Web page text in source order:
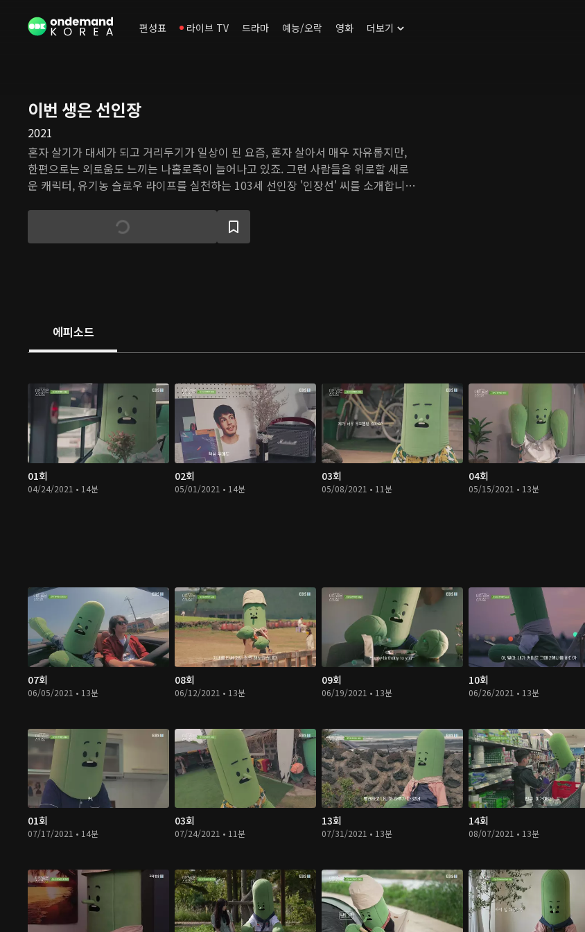
편성표 라이브 TV 드라마 예능/오락 영화 더보기
이번 생은 선인장
2021
혼자 살기가 대세가 되고 거리두기가 일상이 된 요즘, 혼자 살아서 매우 자유롭지만,
한편으로는 외로움도 느끼는 나홀로족이 늘어나고 있죠. 그런 사람들을 위로할 새로
운 캐릭터, 유기농 슬로우 라이프를 실천하는 103세 선인장 '인장선' 씨를 소개합니
노래에서 위로를 받아보세요. 인장선 씨가 매력적인 음색으로 부른 여러 노래 또한 여
러분에게 힐링의 순간을 선사할 겁니다.
에피소드
01회
04/24/2021 • 14분
02회
05/01/2021 • 14분
03회
05/08/2021 • 11분
04회
05/15/2021 • 13분
07회
06/05/2021 • 13분
08회
06/12/2021 • 13분
09회
06/19/2021 • 13분
10회
06/26/2021 • 13분
01회
07/17/2021 • 14분
03회
07/24/2021 • 11분
13회
07/31/2021 • 13분
14회
08/07/2021 • 13분